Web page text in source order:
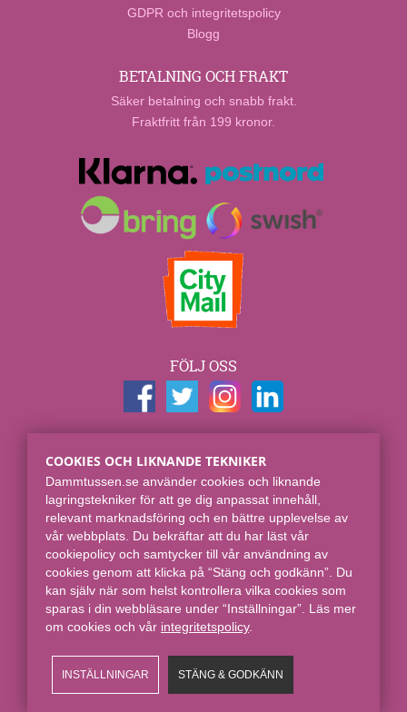
GDPR och integritetspolicy
Blogg
BETALNING OCH FRAKT
Säker betalning och snabb frakt.
Fraktfritt från 199 kronor.
FÖLJ OSS
Spjut E-commerce Group AB
Skaraborgsgatan 7
118 46 Stockholm
Online sedan 2008.
COOKIES OCH LIKNANDE TEKNIKER
Dammtussen.se använder cookies och liknande
lagringstekniker för att ge dig anpassat innehåll,
relevant marknadsföring och en bättre upplevelse av
vår webbplats. Du bekräftar att du har läst vår
cookiepolicy och samtycker till vår användning av
cookies genom att klicka på “Stäng och godkänn”. Du
kan själv när som helst kontrollera vilka cookies som
sparas i din webbläsare under “Inställningar”. Läs mer
om cookies och vår integritetspolicy​.
INSTÄLLNINGAR STÄNG & GODKÄNN